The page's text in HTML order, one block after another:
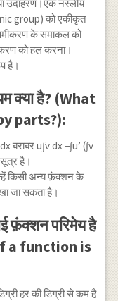
उदाहरण।एक नस्लीय
group) को एकीकृत
के समाकल को
को हल करना।
है।
क्या है? (What
parts?):
बराबर u∫v dx −∫u’ (∫v
है।
किसी अन्य फ़ंक्शन के
जा सकता है।
फ़ंक्शन परिमेय है
a function is
हर की डिग्री से कम है